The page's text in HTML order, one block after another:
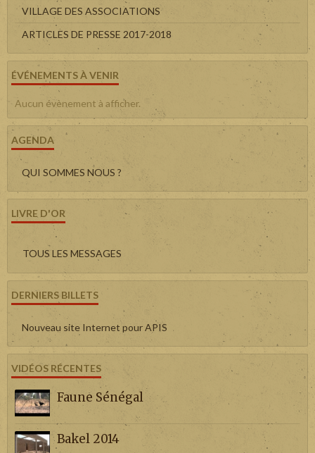
VILLAGE DES ASSOCIATIONS
ARTICLES DE PRESSE 2017-2018
ÉVÉNEMENTS À VENIR
Aucun évènement à afficher.
AGENDA
QUI SOMMES NOUS ?
LIVRE D'OR
TOUS LES MESSAGES
DERNIERS BILLETS
Nouveau site Internet pour APIS
VIDÉOS RÉCENTES
Faune Sénégal
Bakel 2014